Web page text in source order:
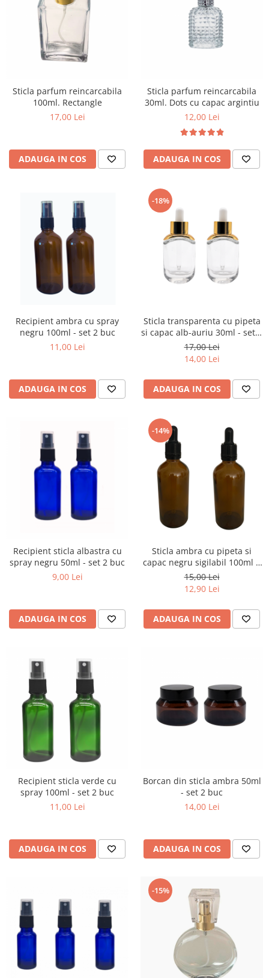
Sticla parfum reincarcabila
100ml. Rectangle
17,00 Lei
ADAUGA IN COS
Sticla parfum reincarcabila
30ml. Dots cu capac argintiu
12,00 Lei
ADAUGA IN COS
Recipient ambra cu spray
negru 100ml - set 2 buc
11,00 Lei
ADAUGA IN COS
-18%
Sticla transparenta cu pipeta
si capac alb-auriu 30ml - set 2
buc
17,00 Lei
14,00 Lei
ADAUGA IN COS
Recipient sticla albastra cu
spray negru 50ml - set 2 buc
9,00 Lei
ADAUGA IN COS
-14%
Sticla ambra cu pipeta si
capac negru sigilabil 100ml -
set 2 buc
15,00 Lei
12,90 Lei
ADAUGA IN COS
Recipient sticla verde cu
spray 100ml - set 2 buc
11,00 Lei
ADAUGA IN COS
Borcan din sticla ambra 50ml
- set 2 buc
14,00 Lei
ADAUGA IN COS
-15%